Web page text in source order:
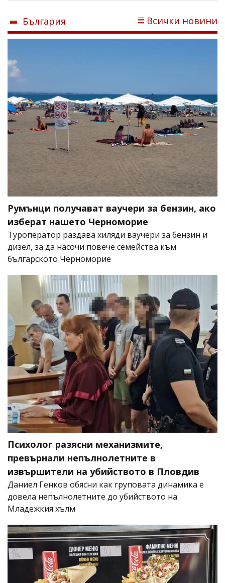
България Всички новини
Румънци получават ваучери за бензин, ако
изберат нашето Черноморие
Туроператор раздава хиляди ваучери за бензин и
дизел, за да насочи повече семейства към
българското Черноморие
Психолог разясни механизмите,
превърнали непълнолетните в
извършители на убийството в Пловдив
Даниел Генков обясни как груповата динамика е
довела непълнолетните до убийството на
Младежкия хълм